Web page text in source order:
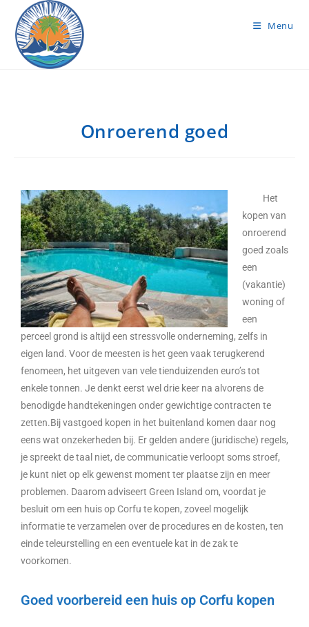
Menu
Onroerend goed
Het
kopen van
onroerend
goed zoals
een
(vakantie)
woning of
een
perceel grond is altijd een stressvolle onderneming, zelfs in
eigen land. Voor de meesten is het geen vaak terugkerend
fenomeen, het uitgeven van vele tienduizenden euro’s tot
enkele tonnen. Je denkt eerst wel drie keer na alvorens de
benodigde handtekeningen onder gewichtige contracten te
zetten.Bij vastgoed kopen in het buitenland komen daar nog
eens wat onzekerheden bij. Er gelden andere (juridische) regels,
je spreekt de taal niet, de communicatie verloopt soms stroef,
je kunt niet op elk gewenst moment ter plaatse zijn en meer
problemen. Daarom adviseert Green Island om, voordat je
besluit om een huis op Corfu te kopen, zoveel mogelijk
informatie te verzamelen over de procedures en de kosten, ten
einde teleurstelling en een eventuele kat in de zak te
voorkomen.
Goed voorbereid een huis op Corfu kopen